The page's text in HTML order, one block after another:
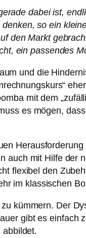
dabei ist,
so ein
den Markt
ein passendes
und die
mit dem
es mögen,
Herausforderung
auch mit Hilfe der
flexibel den
im klassischen
kümmern. Der
gibt es einfach
abbildet.